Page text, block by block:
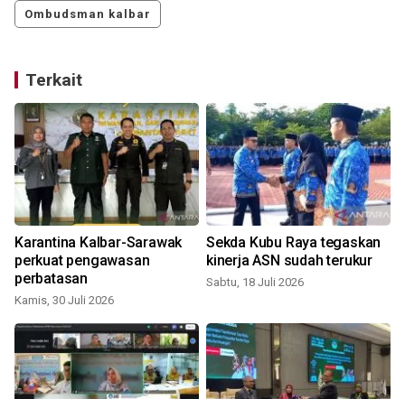
Ombudsman kalbar
Terkait
Karantina Kalbar-Sarawak
perkuat pengawasan
perbatasan
Kamis, 30 Juli 2026
Sekda Kubu Raya tegaskan
kinerja ASN sudah terukur
Sabtu, 18 Juli 2026